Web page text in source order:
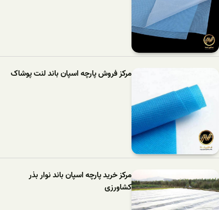
مرکز فروش پارچه اسپان باند لنت پوشاک
مرکز خرید پارچه اسپان باند نوار بذر
کشاورزی